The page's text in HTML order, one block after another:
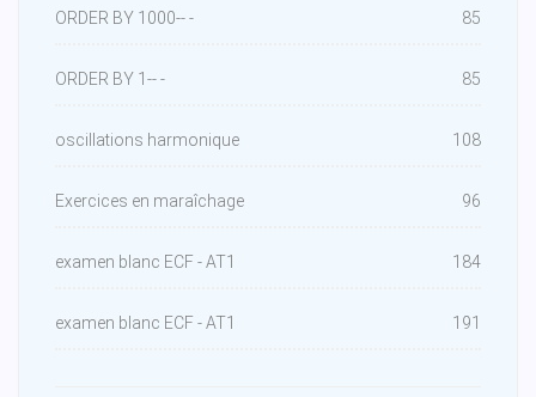
ORDER BY 1000-- - 85
ORDER BY 1-- - 85
oscillations harmonique 108
Exercices en maraîchage 96
examen blanc ECF - AT1 184
examen blanc ECF - AT1 191